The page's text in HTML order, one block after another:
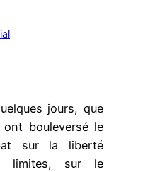
jours, que
bouleversé le
sur la liberté
limites, sur le